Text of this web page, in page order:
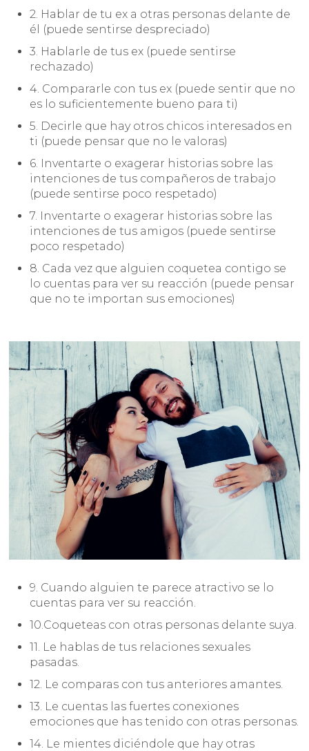
2. Hablar de tu ex a otras personas delante de
él (puede sentirse despreciado)
3. Hablarle de tus ex (puede sentirse
rechazado)
4. Compararle con tus ex (puede sentir que no
es lo suficientemente bueno para ti)
5. Decirle que hay otros chicos interesados en
ti (puede pensar que no le valoras)
6. Inventarte o exagerar historias sobre las
intenciones de tus compañeros de trabajo
(puede sentirse poco respetado)
7. Inventarte o exagerar historias sobre las
intenciones de tus amigos (puede sentirse
poco respetado)
8. Cada vez que alguien coquetea contigo se
lo cuentas para ver su reacción (puede pensar
que no te importan sus emociones)
9. Cuando alguien te parece atractivo se lo
cuentas para ver su reacción.
10.Coqueteas con otras personas delante suya.
11. Le hablas de tus relaciones sexuales
pasadas.
12. Le comparas con tus anteriores amantes.
13. Le cuentas las fuertes conexiones
emociones que has tenido con otras personas.
14. Le mientes diciéndole que hay otras